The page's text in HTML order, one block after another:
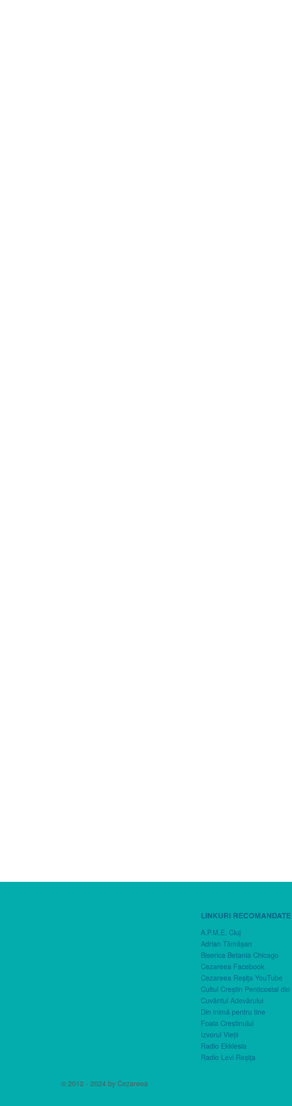
LINKURI RECOMANDATE
A.P.M.E. Cluj
Adrian Tămăşan
Biserica Betania Chicago
Cezareea Facebook
Cezareea Reşiţa YouTube
Cultul Creştin Penticostal
Cuvântul Adevărului
Din inimă pentru tine
Foaia Creştinului
Izvorul Vieţii
Radio Ekklesia
Radio Levi Reşiţa
© 2012 - 2024 by Cezareea